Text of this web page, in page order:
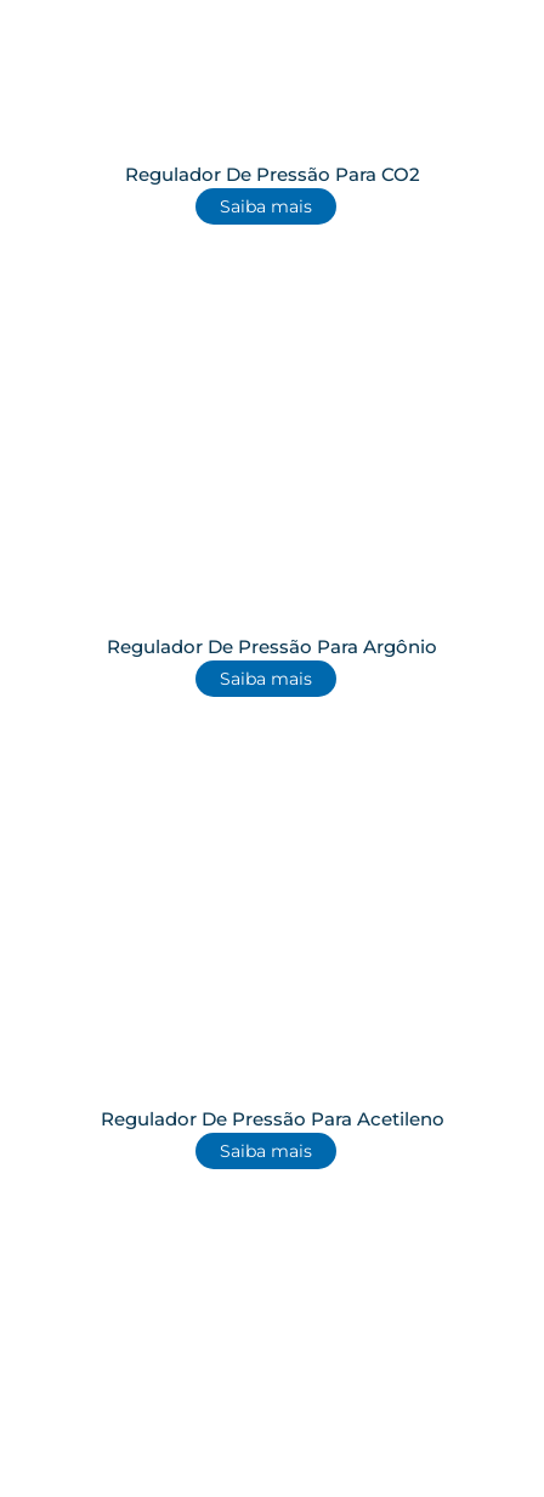
Regulador De Pressão Para CO2
Saiba mais
Regulador De Pressão Para Argônio
Saiba mais
Regulador De Pressão Para Acetileno
Saiba mais